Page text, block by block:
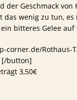
der Geschmack
wenig zu tun,
bitteres Gelee
Rothaus-
[/button]
3,50€